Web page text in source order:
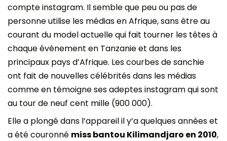
compte instagram. Il semble que peu ou pas de
personne utilise les médias en Afrique, sans être au
courant du model actuelle qui fait tourner les têtes à
chaque événement en Tanzanie et dans les
principaux pays d’Afrique. Les courbes de sanchie
ont fait de nouvelles célébrités dans les médias
comme en témoigne ses adeptes instagram qui sont
au tour de neuf cent mille (900 000).
Elle a plongé dans l’appareil il y’a quelques années et
a été couronné miss bantou Kilimandjaro en 2010,